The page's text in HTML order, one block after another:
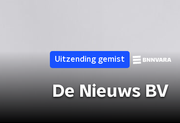
Uitzending gemist
De Nieuws BV